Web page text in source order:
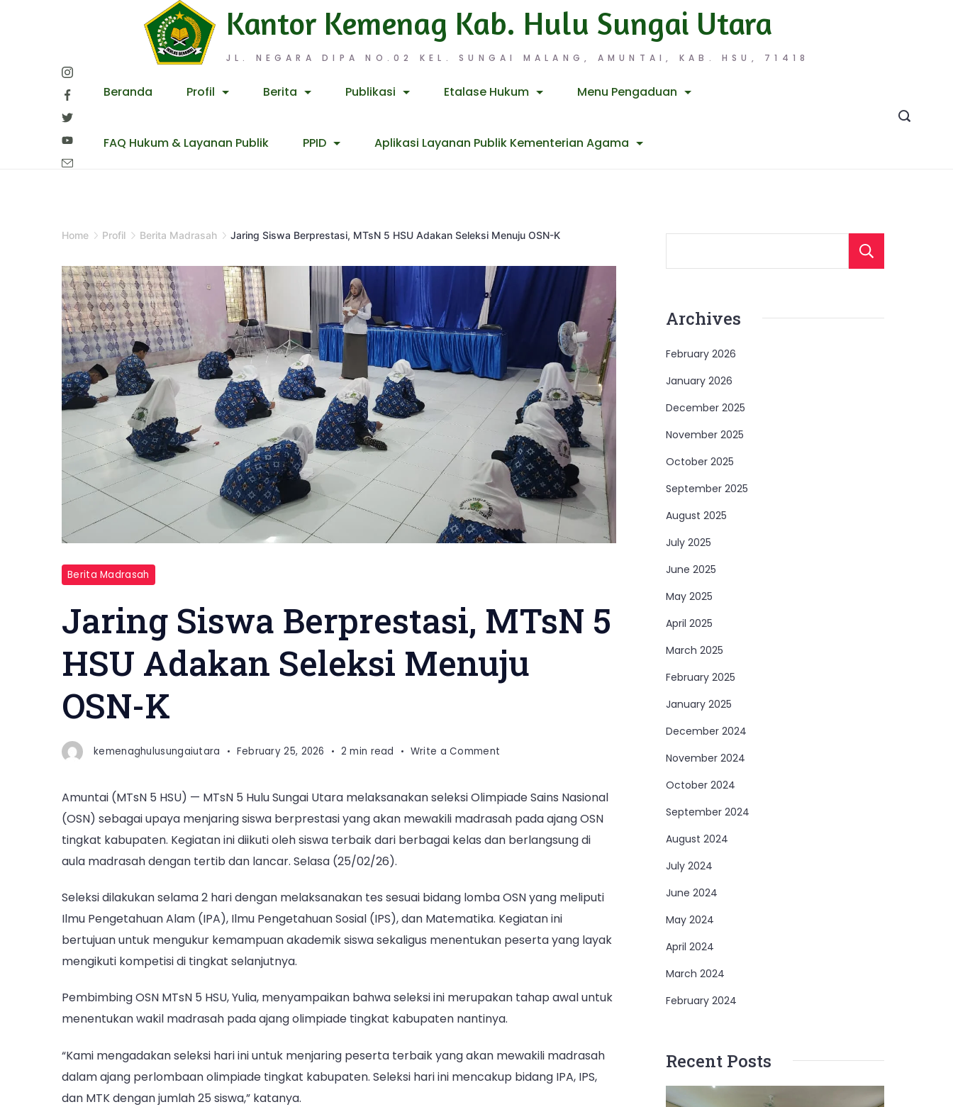
JL. NEGARA DIPA NO.02 KEL. SUNGAI MALANG, AMUNTAI, KAB. HSU, 71418
Kantor Kemenag Kab. Hulu Sungai Utara
Beranda Profil Berita Publikasi Etalase Hukum Menu Pengaduan
FAQ Hukum & Layanan Publik PPID Aplikasi Layanan Publik Kementerian Agama
Home Profil Berita Madrasah Jaring Siswa Berprestasi, MTsN 5 HSU Adakan Seleksi Menuju OSN-K
Berita Madrasah
Jaring Siswa Berprestasi, MTsN 5
HSU Adakan Seleksi Menuju
OSN-K
kemenaghulusungaiutara February 25, 2026 2 min read Write a Comment
Berprestasi,
MTsN
5
Menuju
OSN-
K
Amuntai (MTsN 5 HSU) — MTsN 5 Hulu Sungai Utara melaksanakan seleksi Olimpiade Sains Nasional
(OSN) sebagai upaya menjaring siswa berprestasi yang akan mewakili madrasah pada ajang OSN
tingkat kabupaten. Kegiatan ini diikuti oleh siswa terbaik dari berbagai kelas dan berlangsung di
aula madrasah dengan tertib dan lancar. Selasa (25/02/26).
Seleksi dilakukan selama 2 hari dengan melaksanakan tes sesuai bidang lomba OSN yang meliputi
Ilmu Pengetahuan Alam (IPA), Ilmu Pengetahuan Sosial (IPS), dan Matematika. Kegiatan ini
bertujuan untuk mengukur kemampuan akademik siswa sekaligus menentukan peserta yang layak
mengikuti kompetisi di tingkat selanjutnya.
Pembimbing OSN MTsN 5 HSU, Yulia, menyampaikan bahwa seleksi ini merupakan tahap awal untuk
menentukan wakil madrasah pada ajang olimpiade tingkat kabupaten nantinya.
“Kami mengadakan seleksi hari ini untuk menjaring peserta terbaik yang akan mewakili madrasah
dalam ajang perlombaan olimpiade tingkat kabupaten. Seleksi hari ini mencakup bidang IPA, IPS,
dan MTK dengan jumlah 25 siswa,” katanya.
Archives
February 2026
January 2026
December 2025
November 2025
October 2025
September 2025
August 2025
July 2025
June 2025
May 2025
April 2025
March 2025
February 2025
January 2025
December 2024
November 2024
October 2024
September 2024
August 2024
July 2024
June 2024
May 2024
April 2024
March 2024
February 2024
Recent Posts